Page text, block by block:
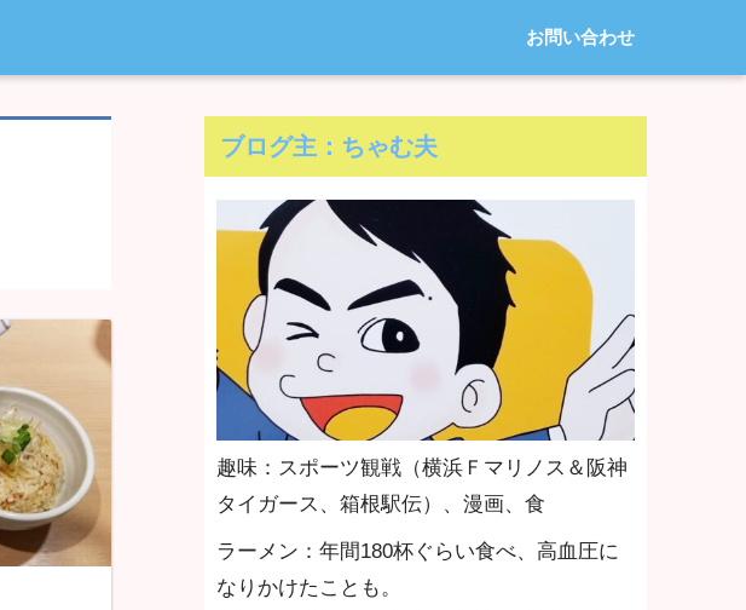
お問い合わせ
ブログ主：ちゃむ夫
趣味：スポーツ観戦（横浜Ｆマリノス＆阪神
タイガース、箱根駅伝）、漫画、食
ラーメン：年間180杯ぐらい食べ、高血圧に
なりかけたことも。